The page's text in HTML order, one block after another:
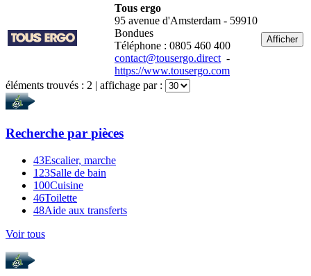
Tous ergo
95 avenue d'Amsterdam - 59910
Bondues
Téléphone : 0805 460 400
contact@tousergo.direct -
https://www.tousergo.com
Afficher
éléments trouvés : 2 | affichage par :
Recherche par pièces
43Escalier, marche
123Salle de bain
100Cuisine
46Toilette
48Aide aux transferts
Voir tous